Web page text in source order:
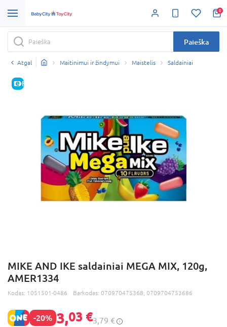
0
Paieška
Atgal Maitinimui ir žindymui Maistelis Saldainiai
E-KAINA
MIKE AND IKE saldainiai MEGA MIX, 120g,
AMER1334
Kodas: 1051501-0486 Barkodas: 070970475368, 0709704753686
-20% 3,03 €3,79 €